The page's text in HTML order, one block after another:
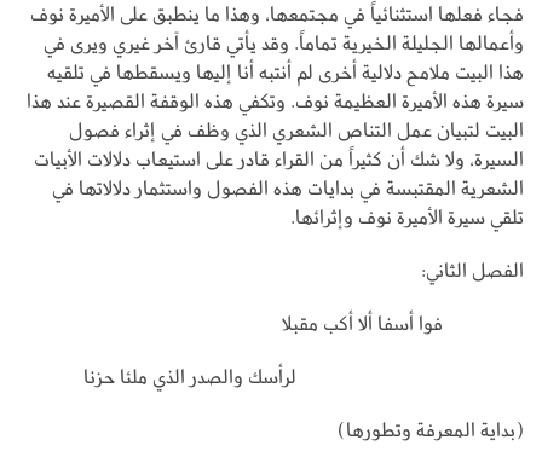
فجاء فعلها استثنائياً في مجتمعها، وهذا ما ينطبق على الأميرة نوف
وأعمالها الجليلة الخيرية تماماً. وقد يأتي قارئ آخر غيري ويرى في
هذا البيت ملامح دلالية أخرى لم أنتبه أنا إليها ويسقطها في تلقيه
سيرة هذه الأميرة العظيمة نوف. وتكفي هذه الوقفة القصيرة عند هذا
البيت لتبيان عمل التناص الشعري الذي وظف في إثراء فصول
السيرة، ولا شك أن كثيراً من القراء قادر على استيعاب دلالات الأبيات
الشعرية المقتبسة في بدايات هذه الفصول واستثمار دلالاتها في
تلقي سيرة الأميرة نوف وإثرائها.
الفصل الثاني:
فوا أسفا ألا أكب مقبلا
لرأسك والصدر الذي ملئا حزنا
(بداية المعرفة وتطورها)